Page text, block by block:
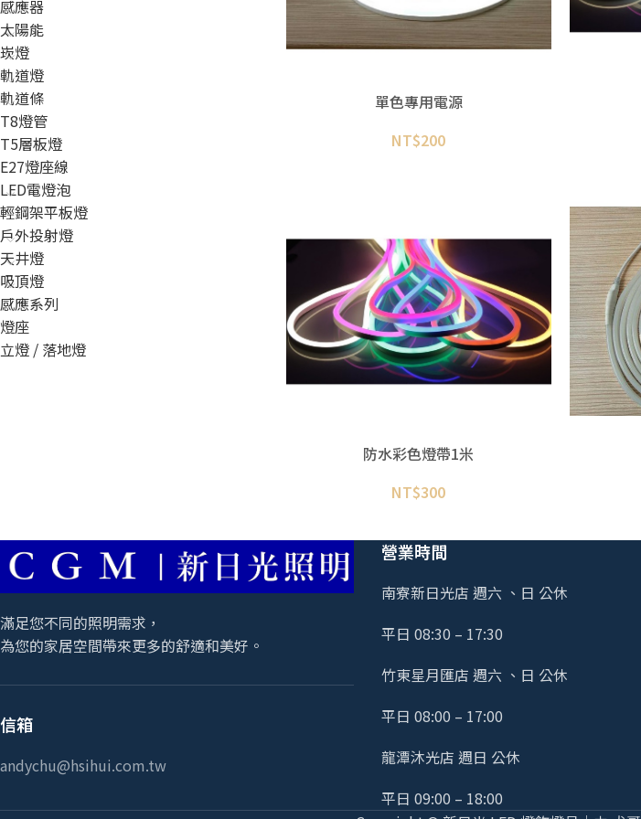
感應器
太陽能
崁燈
軌道燈
軌道條
T8燈管
T5層板燈
E27燈座線
LED電燈泡
輕鋼架平板燈
戶外投射燈
天井燈
吸頂燈
感應系列
燈座
立燈 / 落地燈
單色專用電源
NT$200
防水彩色燈帶1米
NT$300
滿足您不同的照明需求，
為您的家居空間帶來更多的舒適和美好。
信箱
andychu@hsihui.com.tw
營業時間
南寮新日光店 週六 、日 公休
平日 08:30 – 17:30
竹東星月匯店 週六 、日 公休
平日 08:00 – 17:00
龍潭沐光店 週日 公休
平日 09:00 – 18:00